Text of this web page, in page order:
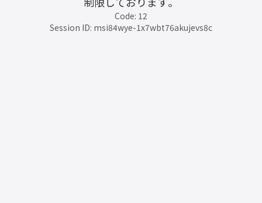
Code: 12
Session ID: msi84wye-1x7wbt76akujevs8c